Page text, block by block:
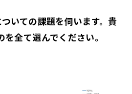
いての課題を伺います。貴
全て選んでください。